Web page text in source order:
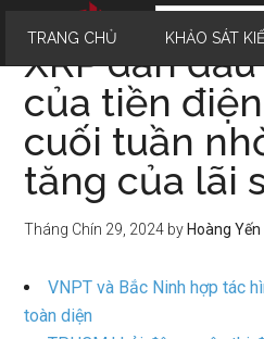
TRANG CHỦ KHẢO SÁT
XRP dẫn
của tiền
cuối tuần
tăng của lãi
Tháng Chín 29, 2024 by Hoàng Yến
VNPT và Bắc Ninh hợp tác
toàn diện